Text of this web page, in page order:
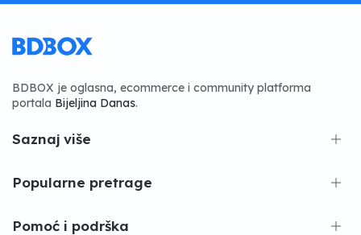
BDBOX je oglasna, ecommerce i community platforma
portala Bijeljina Danas.
Saznaj više
Popularne pretrage
Pomoć i podrška